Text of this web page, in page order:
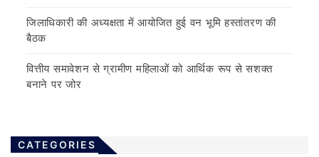
जिलाधिकारी की अध्यक्षता में आयोजित हुई वन भूमि हस्तांतरण की
बैठक
वित्तीय समावेशन से ग्रामीण महिलाओं को आर्थिक रूप से सशक्त
बनाने पर जोर
CATEGORIES